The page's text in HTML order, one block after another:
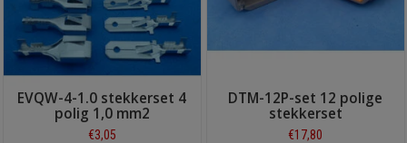
EVQW-4-1.0 stekkerset 4
polig 1,0 mm2
€3,05
DTM-12P-set 12 polige
stekkerset
€17,80